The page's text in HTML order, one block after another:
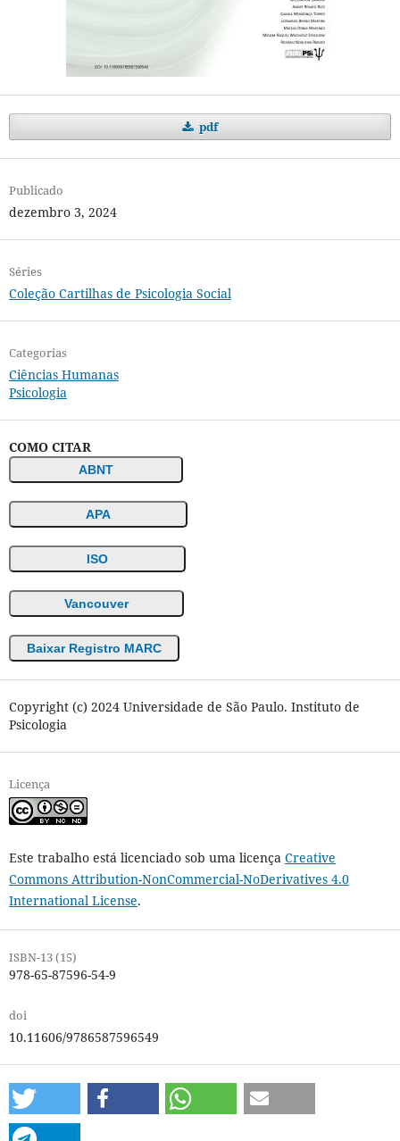
pdf
Publicado
dezembro 3, 2024
Séries
Coleção Cartilhas de Psicologia Social
Categorias
Ciências Humanas
Psicologia
COMO CITAR
ABNT
APA
ISO
Vancouver
Baixar Registro MARC
Copyright (c) 2024 Universidade de São Paulo. Instituto de
Psicologia
Licença
Este trabalho está licenciado sob uma licença Creative
Commons Attribution-NonCommercial-NoDerivatives 4.0
International License.
ISBN-13 (15)
978-65-87596-54-9
doi
10.11606/9786587596549